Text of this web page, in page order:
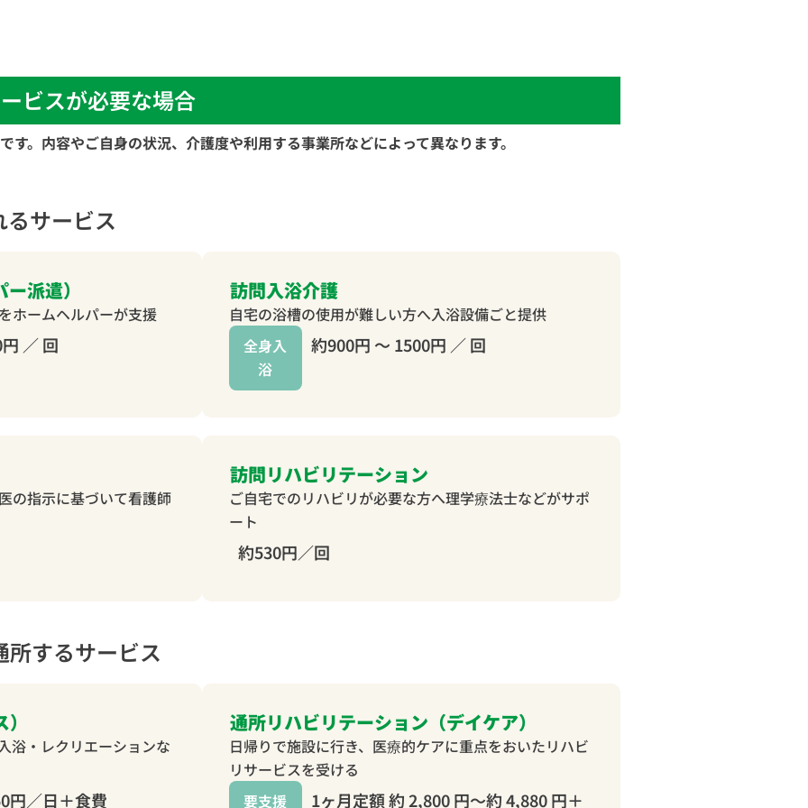
ビスが必要な場合
。内容やご自身の状況、介護度や利用する事業所などによって異なります。
サービス
派遣）
ホームヘルパーが支援
／ 回
訪問入浴介護
自宅の浴槽の使用が難しい方へ入浴設備ごと提供
全身入
浴
約900円 〜 1500円 ／ 回
の指示に基づいて看護師
訪問リハビリテーション
ご自宅でのリハビリが必要な方へ理学療法士などがサポ
ート
約530円／回
するサービス
浴・レクリエーションな
円／日＋食費
通所リハビリテーション（デイケア）
日帰りで施設に行き、医療的ケアに重点をおいたリハビ
リサービスを受ける
要支援
1ヶ月定額 約 2,800 円～約 4,880 円＋